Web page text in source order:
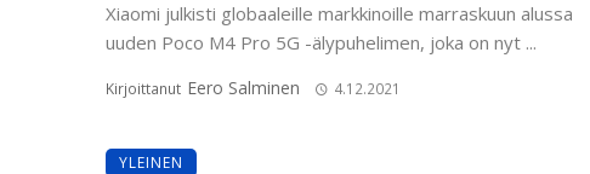
Xiaomi julkisti globaaleille markkinoille marraskuun alussa
uuden Poco M4 Pro 5G -älypuhelimen, joka on nyt ...
Kirjoittanut Eero Salminen 4.12.2021
YLEINEN